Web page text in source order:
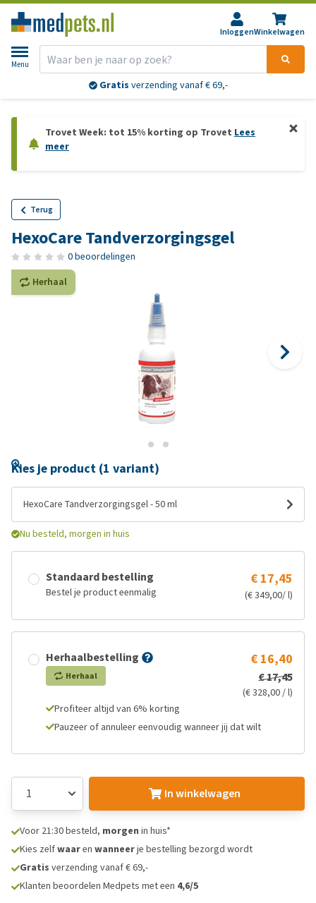
InloggenWinkelwagen
Menu
Gratis verzending vanaf € 69,-
Trovet Week: tot 15% korting op Trovet Lees
meer
Terug
HexoCare Tandverzorgingsgel
0 beoordelingen
Herhaal
Kies je product (1 variant)
HexoCare Tandverzorgingsgel - 50 ml
Nu besteld, morgen in huis
Standaard bestelling
Bestel je product eenmalig
€ 17,45
(€ 349,00/ l)
Herhaalbestelling
Herhaal
€ 16,40
€ 17,45
(€ 328,00 / l)
Profiteer altijd van 6% korting
Pauzeer of annuleer eenvoudig wanneer jij dat wilt
In winkelwagen
Voor 21:30 besteld, morgen in huis*
Kies zelfwaaren wanneerje bestelling bezorgd wordt
Gratis verzending vanaf € 69,-
Klanten beoordelen Medpets met een 4,6/5